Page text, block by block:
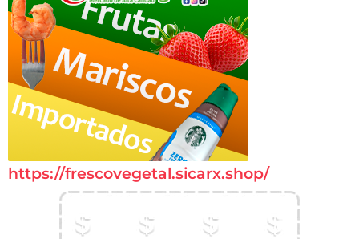
https://frescovegetal.sicarx.shop/